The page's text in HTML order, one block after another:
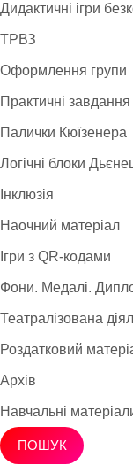
Дидактичні ігри
ТРВЗ
Оформлення групи
Практичні завдання
Палички Кюїзенера
Логічні блоки
Інклюзія
Наочний матеріал
Ігри з QR-кодами
Фони. Медалі.
Театралізована
Роздатковий
Архів
Навчальні
ПОШУК